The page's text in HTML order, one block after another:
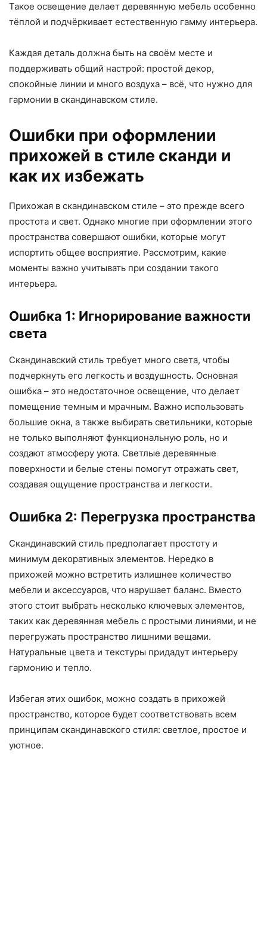
Такое освещение делает деревянную мебель особенно
тёплой и подчёркивает естественную гамму интерьера.
Каждая деталь должна быть на своём месте и
поддерживать общий настрой: простой декор,
спокойные линии и много воздуха – всё, что нужно для
гармонии в скандинавском стиле.
Ошибки при оформлении
прихожей в стиле сканди и
как их избежать
Прихожая в скандинавском стиле – это прежде всего
простота и свет. Однако многие при оформлении этого
пространства совершают ошибки, которые могут
испортить общее восприятие. Рассмотрим, какие
моменты важно учитывать при создании такого
интерьера.
Ошибка 1: Игнорирование важности
света
Скандинавский стиль требует много света, чтобы
подчеркнуть его легкость и воздушность. Основная
ошибка – это недостаточное освещение, что делает
помещение темным и мрачным. Важно использовать
большие окна, а также выбирать светильники, которые
не только выполняют функциональную роль, но и
создают атмосферу уюта. Светлые деревянные
поверхности и белые стены помогут отражать свет,
создавая ощущение пространства и легкости.
Ошибка 2: Перегрузка пространства
Скандинавский стиль предполагает простоту и
минимум декоративных элементов. Нередко в
прихожей можно встретить излишнее количество
мебели и аксессуаров, что нарушает баланс. Вместо
этого стоит выбрать несколько ключевых элементов,
таких как деревянная мебель с простыми линиями, и не
перегружать пространство лишними вещами.
Натуральные цвета и текстуры придадут интерьеру
гармонию и тепло.
Избегая этих ошибок, можно создать в прихожей
пространство, которое будет соответствовать всем
принципам скандинавского стиля: светлое, простое и
уютное.